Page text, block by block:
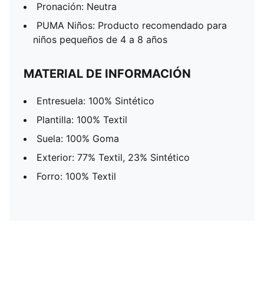
Pronación: Neutra
PUMA Niños: Producto recomendado para
niños pequeños de 4 a 8 años
MATERIAL DE INFORMACIÓN
Entresuela: 100% Sintético
Plantilla: 100% Textil
Suela: 100% Goma
Exterior: 77% Textil, 23% Sintético
Forro: 100% Textil